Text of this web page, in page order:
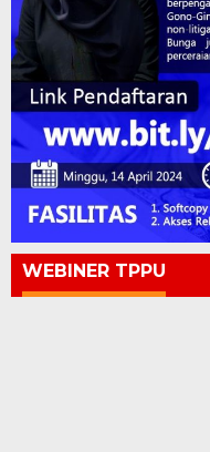
WEBINER TPPU